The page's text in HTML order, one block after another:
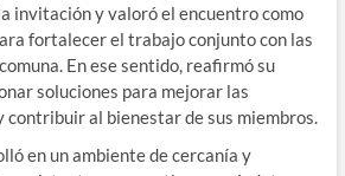
invitación y valoró el encuentro como
fortalecer el trabajo conjunto con las
En ese sentido, reafirmó su
soluciones para mejorar las
contribuir al bienestar de sus miembros.
en un ambiente de cercanía y